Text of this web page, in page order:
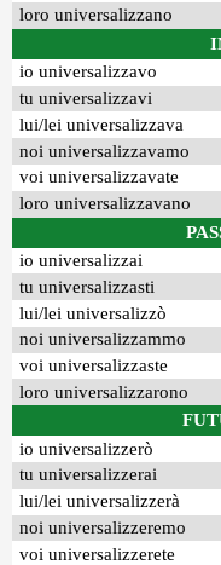
loro universalizzano
io universalizzavo
tu universalizzavi
lui/lei universalizzava
noi universalizzavamo
voi universalizzavate
loro universalizzavano
io universalizzai
tu universalizzasti
lui/lei universalizzò
noi universalizzammo
voi universalizzaste
loro universalizzarono
io universalizzerò
tu universalizzerai
lui/lei universalizzerà
noi universalizzeremo
voi universalizzerete